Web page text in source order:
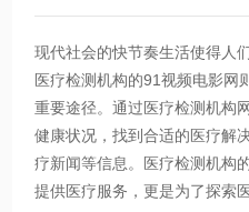
现代社会的快节奏生活使得人们
医疗检测机构的91视频电影网
重要途径。通过医疗检测机
健康状况，找到合适的医疗解
疗新闻等信息。医疗检测机构
提供医疗服务，更是为了探索